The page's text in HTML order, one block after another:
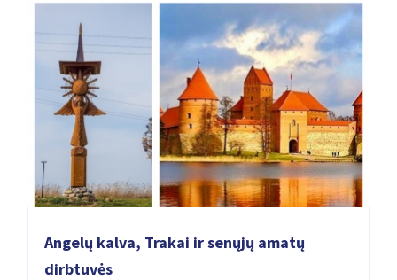
Angelų kalva, Trakai ir senųjų amatų
dirbtuvės